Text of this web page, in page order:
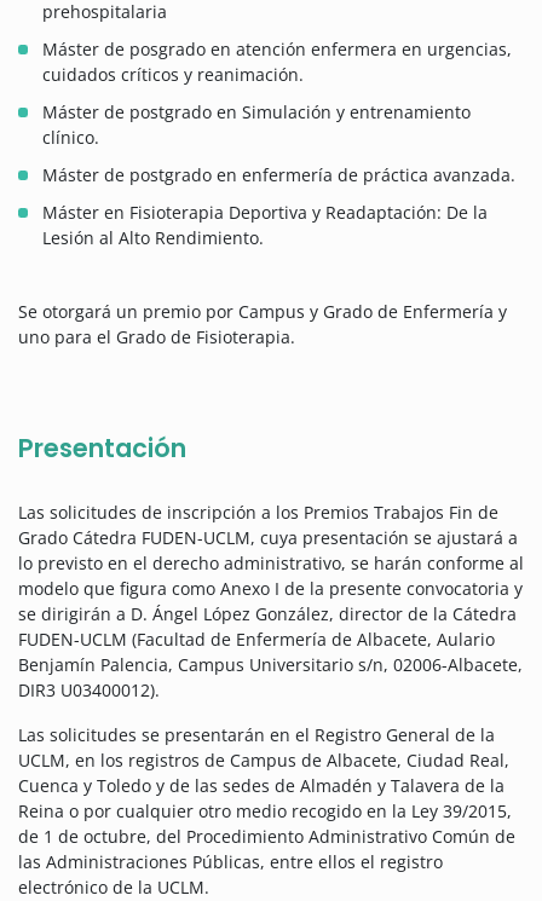
prehospitalaria
Máster de posgrado en atención enfermera en urgencias,
cuidados críticos y reanimación.
Máster de postgrado en Simulación y entrenamiento
clínico.
Máster de postgrado en enfermería de práctica avanzada.
Máster en Fisioterapia Deportiva y Readaptación: De la
Lesión al Alto Rendimiento.
Se otorgará un premio por Campus y Grado de Enfermería y
uno para el Grado de Fisioterapia.
Presentación
Las solicitudes de inscripción a los Premios Trabajos Fin de
Grado Cátedra FUDEN-UCLM, cuya presentación se ajustará a
lo previsto en el derecho administrativo, se harán conforme al
modelo que figura como Anexo I de la presente convocatoria y
se dirigirán a D. Ángel López González, director de la Cátedra
FUDEN-UCLM (Facultad de Enfermería de Albacete, Aulario
Benjamín Palencia, Campus Universitario s/n, 02006-Albacete,
DIR3 U03400012).
Las solicitudes se presentarán en el Registro General de la
UCLM, en los registros de Campus de Albacete, Ciudad Real,
Cuenca y Toledo y de las sedes de Almadén y Talavera de la
Reina o por cualquier otro medio recogido en la Ley 39/2015,
de 1 de octubre, del Procedimiento Administrativo Común de
las Administraciones Públicas, entre ellos el registro
electrónico de la UCLM.